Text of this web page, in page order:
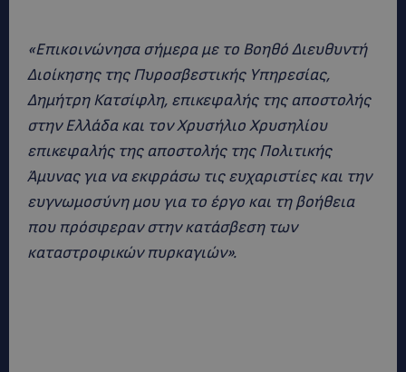
«Επικοινώνησα σήμερα με το Βοηθό Διευθυντή
Διοίκησης της Πυροσβεστικής Υπηρεσίας,
Δημήτρη Κατσίφλη, επικεφαλής της αποστολής
στην Ελλάδα και τον Χρυσήλιο Χρυσηλίου
επικεφαλής της αποστολής της Πολιτικής
Άμυνας για να εκφράσω τις ευχαριστίες και την
ευγνωμοσύνη μου για το έργο και τη βοήθεια
που πρόσφεραν στην κατάσβεση των
καταστροφικών πυρκαγιών».